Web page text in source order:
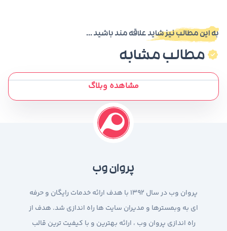
به این مطالب نیز شاید علاقه مند باشید ...
مطالب مشابه
مشاهده وبلاگ
پروان وب
پروان وب در سال 1392 با هدف ارائه خدمات رایگان و حرفه
ای به وبمسترها و مدیران سایت ها راه اندازی شد. هدف از
راه اندازی پروان وب ، ارائه بهترین و با کیفیت ترین قالب